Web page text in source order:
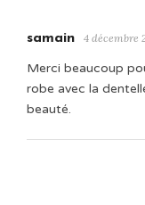
samain 4 décembre
Merci beaucoup
robe avec la
beauté.